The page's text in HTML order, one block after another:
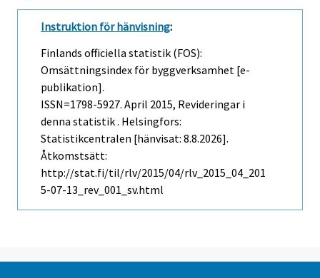
Instruktion för hänvisning:
Finlands officiella statistik (FOS):
Omsättningsindex för byggverksamhet [e-
publikation].
ISSN=1798-5927. April 2015, Revideringar i
denna statistik . Helsingfors:
Statistikcentralen [hänvisat: 8.8.2026].
Åtkomstsätt:
http://stat.fi/til/rlv/2015/04/rlv_2015_04_201
5-07-13_rev_001_sv.html